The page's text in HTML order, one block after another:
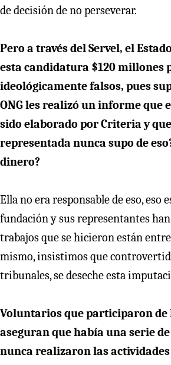
de decisión de no perseverar.
Pero a través del Servel, el
esta candidatura $120 millones
ideológicamente falsos, pues
ONG les realizó un informe que
sido elaborado por Criteria y
representada nunca supo de
dinero?
Ella no era responsable de eso, eso
fundación y sus representantes
trabajos que se hicieron están
mismo, insistimos que
tribunales, se deseche esta
Voluntarios que participaron de
aseguran que había una serie
nunca realizaron las